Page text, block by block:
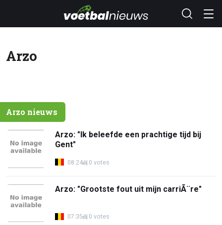
Arzo
Arzo nieuws
Arzo: "Ik beleefde een prachtige tijd bij
Gent"
08:24 0 votes
Arzo: "Grootste fout uit mijn carriÃ¨re"
07:35 0 votes